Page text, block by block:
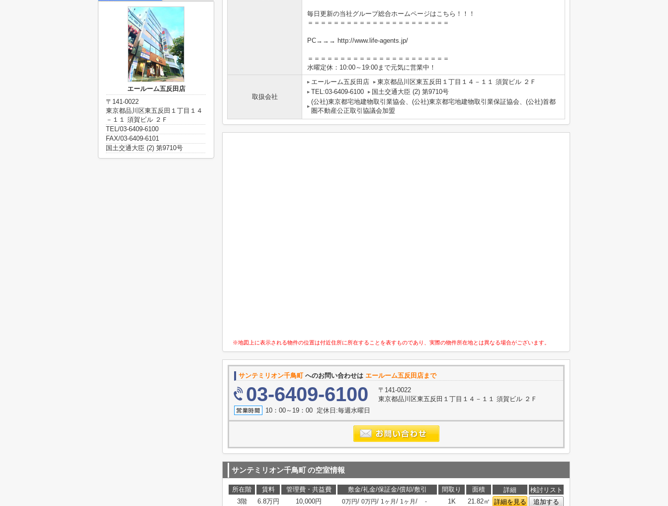
毎日更新の当社グループ総合ホームページはこちら！！！
＝＝＝＝＝＝＝＝＝＝＝＝＝＝＝＝＝＝＝＝＝＝
PC→→→ http://www.life-agents.jp/
＝＝＝＝＝＝＝＝＝＝＝＝＝＝＝＝＝＝＝＝＝＝
水曜定休：10:00～19:00まで元気に営業中！
取扱会社
エールーム五反田店
東京都品川区東五反田１丁目１４－１１ 須賀ビル ２Ｆ
TEL:03-6409-6100
国土交通大臣 (2) 第9710号
(公社)東京都宅地建物取引業協会、(公社)東京都宅地建物取引業保証協会、(公社)首都
圏不動産公正取引協議会加盟
※地図上に表示される物件の位置は付近住所に所在することを表すものであり、実際の物件所在地とは異なる場合がございます。
サンテミリオン千鳥町へのお問い合わせは エールーム五反田店まで
03-6409-6100
〒141-0022
東京都品川区東五反田１丁目１４－１１ 須賀ビル ２Ｆ
10：00～19：00 定休日:毎週水曜日
サンテミリオン千鳥町の空室情報
所在階 賃料 管理費・共益費 敷金/礼金/保証金/償却/敷引 間取り 面積 詳細
検討リスト
3階
6.8万円 10,000円 0万円/ 0万円/ 1ヶ月 / 1ヶ月 / - 1K 21.82㎡ 詳細を見る 追加する
エールーム五反田店
〒141-0022
東京都品川区東五反田１丁目１４
－１１ 須賀ビル ２Ｆ
TEL/03-6409-6100
FAX/03-6409-6101
国土交通大臣 (2) 第9710号